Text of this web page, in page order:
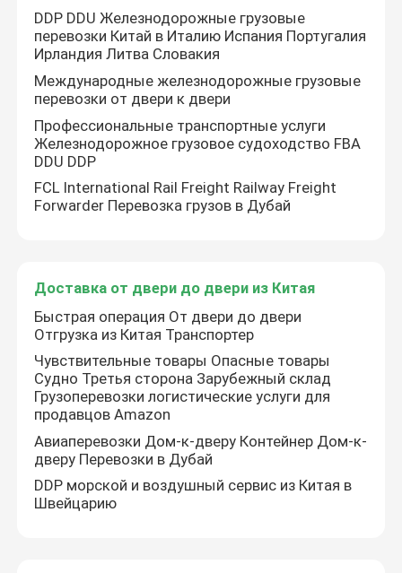
Домой
Продукты
Видеозаписи
Экскурсия по заводу
Контроль качества
Свяжитесь с нами
Запросите цитату
международные обслуживания препровождения
DDP DDU Железнодорожные грузовые
перевозки Китай в Италию Испания Португалия
Ирландия Литва Словакия
Международные железнодорожные грузовые
перевозки от двери к двери
Профессиональные транспортные услуги
Железнодорожное грузовое судоходство FBA
DDU DDP
FCL International Rail Freight Railway Freight
Forwarder Перевозка грузов в Дубай
Доставка от двери до двери из Китая
Быстрая операция От двери до двери
Отгрузка из Китая Транспортер
Чувствительные товары Опасные товары
Судно Третья сторона Зарубежный склад
Грузоперевозки логистические услуги для
продавцов Amazon
Авиаперевозки Дом-к-дверу Контейнер Дом-к-
дверу Перевозки в Дубай
DDP морской и воздушный сервис из Китая в
Швейцарию